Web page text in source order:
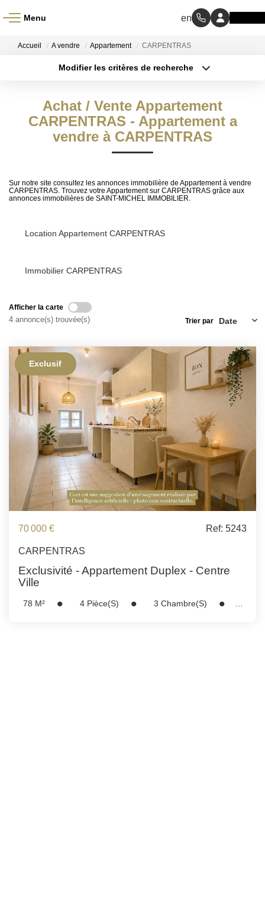
Menu
À VENDRE
À LOUER
NOS MÉTIERS
Gestion Locative
BIENS VENDUS
ESTIMATION
EXTRANET LOCATAIRES /
PROPRIÉTAIRES BAILLEURS
RÉSEAUX SOCIAUX
NOS ACTUALITÉS
POLITIQUE DE CONFIDENTIALITÉ
MENTIONS LÉGALES
Accueil A vendre Appartement CARPENTRAS
Modifier les critères de recherche
Sélectionnez...
Type de bien
Surface min
Créer une alerte
Achat / Vente Appartement
CARPENTRAS - Appartement a
vendre à CARPENTRAS
Sur notre site consultez les annonces immobilière de Appartement à vendre
CARPENTRAS. Trouvez votre Appartement sur CARPENTRAS grâce aux
annonces immobilières de SAINT-MICHEL IMMOBILIER.
Location Appartement CARPENTRAS
Immobilier CARPENTRAS
Afficher la carte
4 annonce(s) trouvée(s) Trier par
Exclusif
70 000 € Ref: 5243
CARPENTRAS
Exclusivité - Appartement Duplex - Centre
Ville
78 M² 4 Pièce(s) 3 Chambre(s)